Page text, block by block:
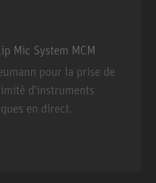
Mic System MCM
pour la prise de
d'instruments
en direct.